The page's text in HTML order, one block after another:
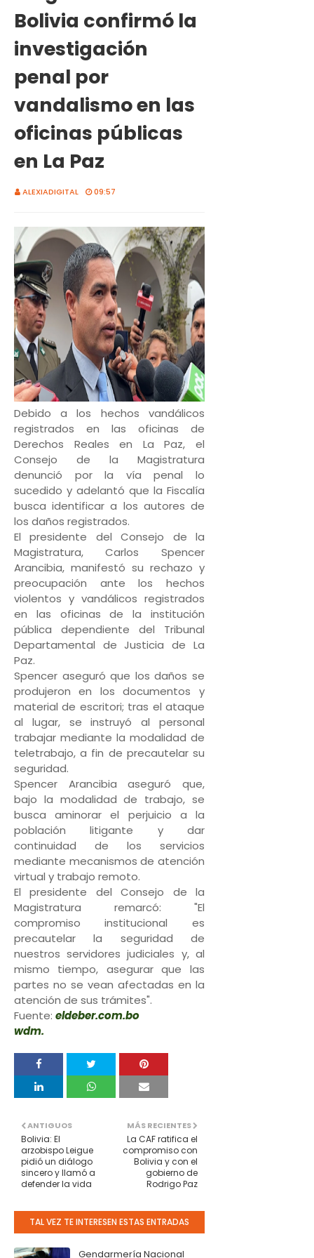
Bolivia confirmó la
investigación
penal por
vandalismo en las
oficinas públicas
en La Paz
ALEXIADIGITAL 09:57
Debido a los hechos vandálicos
registrados en las oficinas de
Derechos Reales en La Paz, el
Consejo de la Magistratura
denunció por la vía penal lo
sucedido y adelantó que la Fiscalía
busca identificar a los autores de
los daños registrados.
El presidente del Consejo de la
Magistratura, Carlos Spencer
Arancibia, manifestó su rechazo y
preocupación ante los hechos
violentos y vandálicos registrados
en las oficinas de la institución
pública dependiente del Tribunal
Departamental de Justicia de La
Paz.
Spencer aseguró que los daños se
produjeron en los documentos y
material de escritori; tras el ataque
al lugar, se instruyó al personal
trabajar mediante la modalidad de
teletrabajo, a fin de precautelar su
seguridad.
Spencer Arancibia aseguró que,
bajo la modalidad de trabajo, se
busca aminorar el perjuicio a la
población litigante y dar
continuidad de los servicios
mediante mecanismos de atención
virtual y trabajo remoto.
El presidente del Consejo de la
Magistratura remarcó: "El
compromiso institucional es
precautelar la seguridad de
nuestros servidores judiciales y, al
mismo tiempo, asegurar que las
partes no se vean afectadas en la
atención de sus trámites".
Fuente: eldeber.com.bo
wdm.
MÁS RECIENTES
La CAF ratifica el
compromiso con
Bolivia y con el
gobierno de
Rodrigo Paz
ANTIGUOS
Bolivia: El
arzobispo Leigue
pidió un diálogo
sincero y llamó a
defender la vida
TAL VEZ TE INTERESEN ESTAS ENTRADAS
Gendarmería Nacional